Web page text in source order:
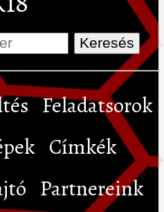
Feladatsorok
Címkék
Partnereink